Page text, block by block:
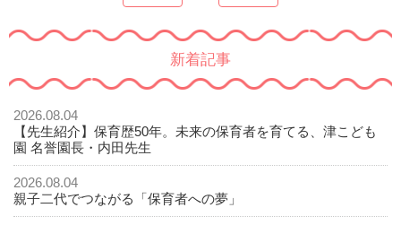
新着記事
2026.08.04
【先生紹介】保育歴50年。未来の保育者を育てる、津こども
園 名誉園長・内田先生
2026.08.04
親子二代でつながる「保育者への夢」